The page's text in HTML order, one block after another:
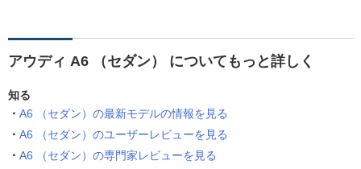
アウディ A6 （セダン） についてもっと詳しく
知る
A6 （セダン）の最新モデルの情報を見る
A6 （セダン）のユーザーレビューを見る
A6 （セダン）の専門家レビューを見る